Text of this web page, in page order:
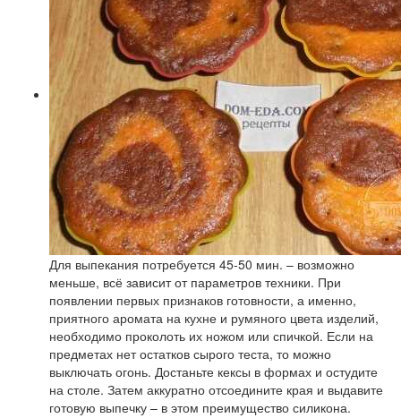
Для выпекания потребуется 45-50 мин. – возможно
меньше, всё зависит от параметров техники. При
появлении первых признаков готовности, а именно,
приятного аромата на кухне и румяного цвета изделий,
необходимо проколоть их ножом или спичкой. Если на
предметах нет остатков сырого теста, то можно
выключать огонь. Достаньте кексы в формах и остудите
на столе. Затем аккуратно отсоедините края и выдавите
готовую выпечку – в этом преимущество силикона.